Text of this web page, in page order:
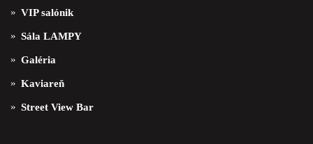
VIP salónik
Sála LAMPY
Galéria
Kaviareň
Street View Bar